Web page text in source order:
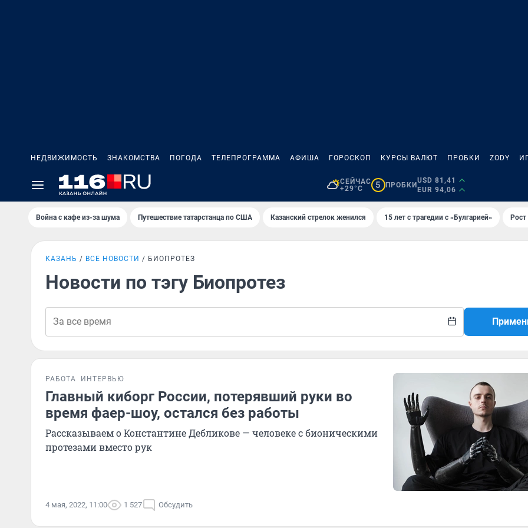
НЕДВИЖИМОСТЬ ЗНАКОМСТВА ПОГОДА ТЕЛЕПРОГРАММА АФИША ГОРОСКОП КУРСЫ ВАЛЮТ ПРОБКИ ZODY
СЕЙЧАС
+29°C
5 ПРОБКИ
USD 81,41
EUR 94,06
Война с кафе из-за шума Путешествие татарстанца по США Казанский стрелок женился 15 лет с трагедии с «Булгарией»
КАЗАНЬ ВСЕ НОВОСТИ БИОПРОТЕЗ
Новости по тэгу Биопротез
РАБОТА ИНТЕРВЬЮ
Главный киборг России, потерявший руки во
время фаер-шоу, остался без работы
Рассказываем о Константине Дебликове — человеке с бионическими
протезами вместо рук
4 мая, 2022, 11:00 1 527 Обсудить